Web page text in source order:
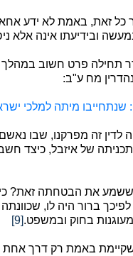
כל זאת, באמת לא ידע
ובידיעתו אינה אלא
תחילה פרט חשוב במהלך
מח ע"ב:
שנתחייבו מיתה למלכי
זה מפרקנו, שבו
של איזבל, כיצד
את הבטחתה זאת?
ברור היה לו,
בחוק ובמשפט.[9]
באמת רק דרך אחת